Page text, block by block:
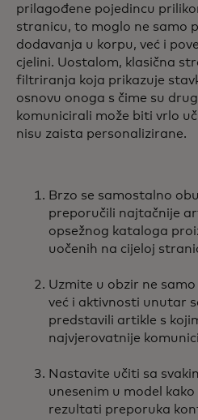
prilagođene pojedincu
stranicu, to moglo ne samo
dodavanja u korpu, već i
cjelini. Uostalom, klasična
filtriranja koja prikazuje
osnovu onoga s čime su
komunicirali može biti vrlo
nisu zaista personalizirane.
Brzo se samostalno
preporučili najtačnije
opsežnog kataloga
uočenih na cijeloj
Uzmite u obzir ne
već i aktivnosti unutar
predstavili artikle s
najvjerovatnije
Nastavite učiti sa
unesenim u model
rezultati preporuka